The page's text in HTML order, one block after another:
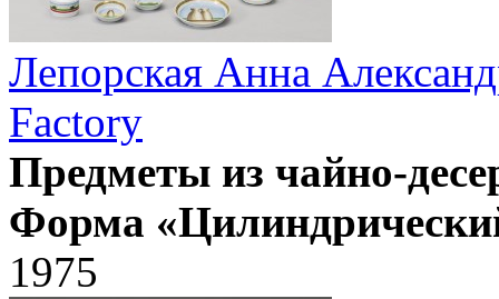
Лепорская Анна
Factory
Предметы из чайно-
Форма
1975